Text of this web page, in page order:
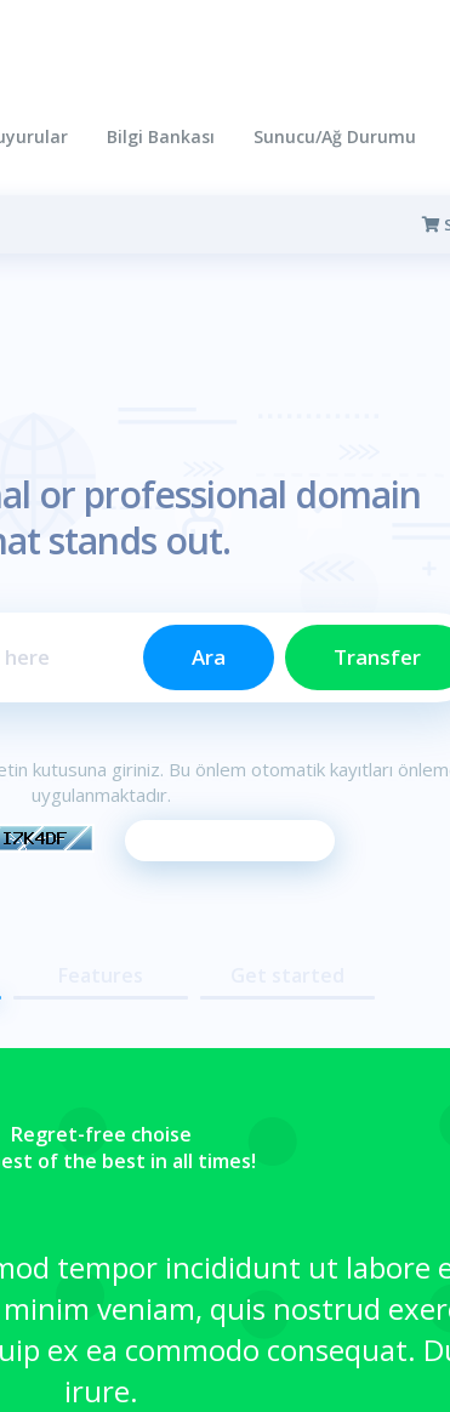
Bilgi Bankası Sunucu/Ağ Durumu
or professional domain
stands out.
kutusuna giriniz. Bu önlem otomatik kayıtları
uygulanmaktadır.
Regret-free choise
of the best in all times!
tempor incididunt ut labore
veniam, quis nostrud
ex ea commodo consequat.
irure.